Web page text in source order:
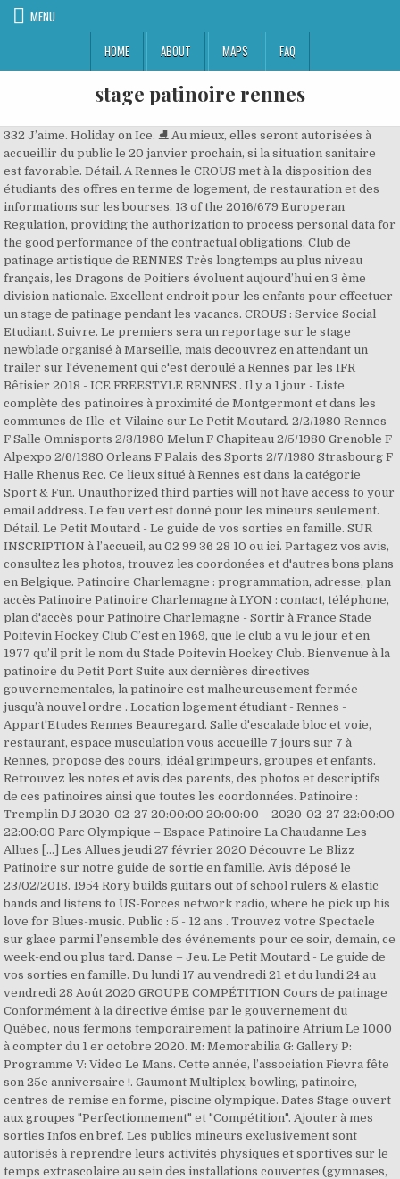
MENU
HOME
ABOUT MAPS FAQ
stage patinoire rennes
332 J’aime. Holiday on Ice. ⛸️ Au mieux, elles seront autorisées à
accueillir du public le 20 janvier prochain, si la situation sanitaire
est favorable. Détail. A Rennes le CROUS met à la disposition des
étudiants des offres en terme de logement, de restauration et des
informations sur les bourses. 13 of the 2016/679 Europeran
Regulation, providing the authorization to process personal data for
the good performance of the contractual obligations. Club de
patinage artistique de RENNES Très longtemps au plus niveau
français, les Dragons de Poitiers évoluent aujourd’hui en 3 ème
division nationale. Excellent endroit pour les enfants pour effectuer
un stage de patinage pendant les vacancs. CROUS : Service Social
Etudiant. Suivre. Le premiers sera un reportage sur le stage
newblade organisé à Marseille, mais decouvrez en attendant un
trailer sur l'évenement qui c'est deroulé a Rennes par les IFR
Bêtisier 2018 - ICE FREESTYLE RENNES . Il y a 1 jour - Liste
complète des patinoires à proximité de Montgermont et dans les
communes de Ille-et-Vilaine sur Le Petit Moutard. 2/2/1980 Rennes
F Salle Omnisports 2/3/1980 Melun F Chapiteau 2/5/1980 Grenoble F
Alpexpo 2/6/1980 Orleans F Palais des Sports 2/7/1980 Strasbourg F
Halle Rhenus Rec. Ce lieux situé à Rennes est dans la catégorie
Sport & Fun. Unauthorized third parties will not have access to your
email address. Le feu vert est donné pour les mineurs seulement.
Détail. Le Petit Moutard - Le guide de vos sorties en famille. SUR
INSCRIPTION à l’accueil, au 02 99 36 28 10 ou ici. Partagez vos avis,
consultez les photos, trouvez les coordonées et d'autres bons plans
en Belgique. Patinoire Charlemagne : programmation, adresse, plan
accès Patinoire Patinoire Charlemagne à LYON : contact, téléphone,
plan d'accès pour Patinoire Charlemagne - Sortir à France Stade
Poitevin Hockey Club C’est en 1969, que le club a vu le jour et en
1977 qu’il prit le nom du Stade Poitevin Hockey Club. Bienvenue à la
patinoire du Petit Port Suite aux dernières directives
gouvernementales, la patinoire est malheureusement fermée
jusqu’à nouvel ordre . Location logement étudiant - Rennes -
Appart'Etudes Rennes Beauregard. Salle d'escalade bloc et voie,
restaurant, espace musculation vous accueille 7 jours sur 7 à
Rennes, propose des cours, idéal grimpeurs, groupes et enfants.
Retrouvez les notes et avis des parents, des photos et descriptifs
de ces patinoires ainsi que toutes les coordonnées. Patinoire :
Tremplin DJ 2020-02-27 20:00:00 20:00:00 – 2020-02-27 22:00:00
22:00:00 Parc Olympique – Espace Patinoire La Chaudanne Les
Allues […] Les Allues jeudi 27 février 2020 Découvre Le Blizz
Patinoire sur notre guide de sortie en famille. Avis déposé le
23/02/2018. 1954 Rory builds guitars out of school rulers & elastic
bands and listens to US-Forces network radio, where he pick up his
love for Blues-music. Public : 5 - 12 ans . Trouvez votre Spectacle
sur glace parmi l’ensemble des événements pour ce soir, demain, ce
week-end ou plus tard. Danse – Jeu. Le Petit Moutard - Le guide de
vos sorties en famille. Du lundi 17 au vendredi 21 et du lundi 24 au
vendredi 28 Août 2020 GROUPE COMPÉTITION Cours de patinage
Conformément à la directive émise par le gouvernement du
Québec, nous fermons temporairement la patinoire Atrium Le 1000
à compter du 1 er octobre 2020. M: Memorabilia G: Gallery P:
Programme V: Video Le Mans. Cette année, l’association Fievra fête
son 25e anniversaire !. Gaumont Multiplex, bowling, patinoire,
centres de remise en forme, piscine olympique. Dates Stage ouvert
aux groupes "Perfectionnement" et "Compétition". Ajouter à mes
sorties Infos en bref. Les publics mineurs exclusivement sont
autorisés à reprendre leurs activités physiques et sportives sur le
temps extrascolaire au sein des installations couvertes (gymnases,